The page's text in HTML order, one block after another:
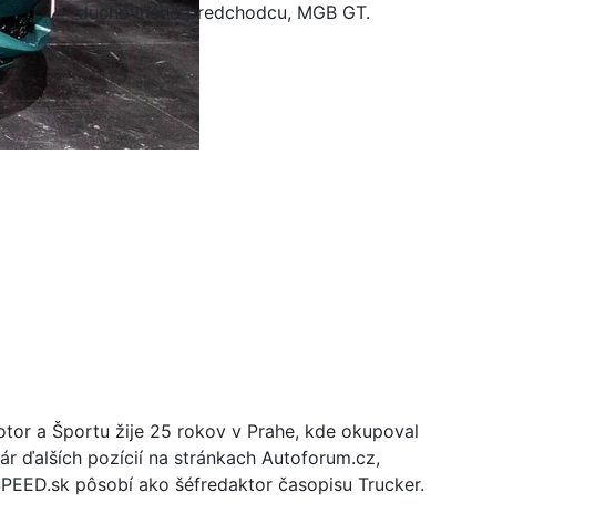
duchovného predchodcu, MGB GT.
a Športu žije 25 rokov v Prahe, kde okupoval
ďalších pozícií na stránkach Autoforum.cz,
pôsobí ako šéfredaktor časopisu Trucker.